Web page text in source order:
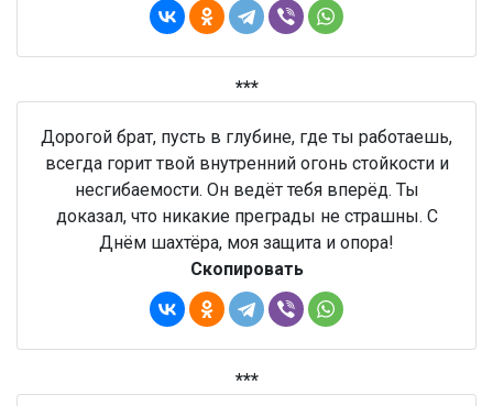
***
Дорогой брат, пусть в глубине, где ты работаешь,
всегда горит твой внутренний огонь стойкости и
несгибаемости. Он ведёт тебя вперёд. Ты
доказал, что никакие преграды не страшны. С
Днём шахтёра, моя защита и опора!
Скопировать
***